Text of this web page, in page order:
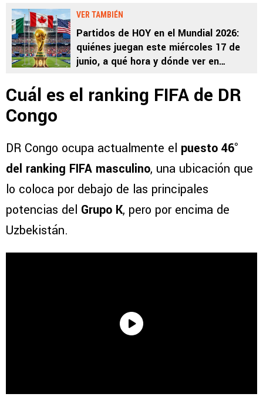
VER TAMBIÉN
Partidos de HOY en el Mundial 2026:
quiénes juegan este miércoles 17 de
junio, a qué hora y dónde ver en
Cuál es el ranking FIFA de DR
Congo
DR Congo ocupa actualmente el puesto 46°
del ranking FIFA masculino, una ubicación que
lo coloca por debajo de las principales
potencias del Grupo K, pero por encima de
Uzbekistán.